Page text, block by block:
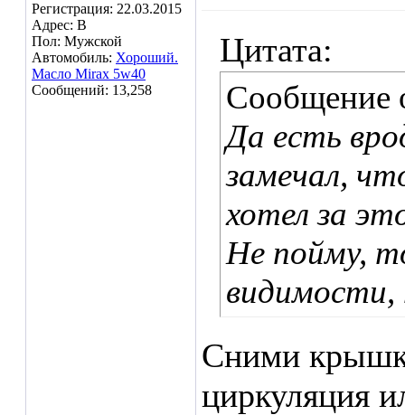
Регистрация: 22.03.2015
Адрес: В
Пол: Мужской
Автомобиль: Хороший.
Масло Mirax 5w40
Сообщений: 13,258
Цитата:
Сообщение
Да есть
замечал,
хотел за
Не пойму,
видимости,
Сними
циркуляция